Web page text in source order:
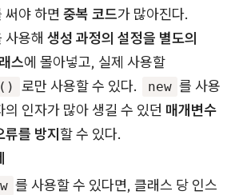
써야 하면 중복 코드가 많아진다.
사용해 생성 과정의 설정을 별도의
스에 몰아넣고, 실제 사용할
로만 사용할 수 있다. new 를 사용
의 인자가 많아 생길 수 있던 매개변수
류를 방지할 수 있다.
를 사용할 수 있다면, 클래스 당 인스